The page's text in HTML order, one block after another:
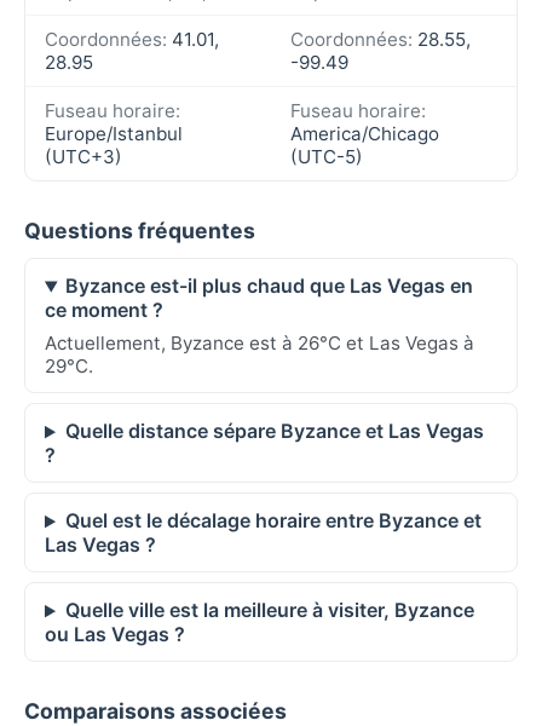
Coordonnées: 41.01,
28.95
Coordonnées: 28.55,
-99.49
Fuseau horaire:
Europe/Istanbul
(UTC+3)
Fuseau horaire:
America/Chicago
(UTC-5)
Questions fréquentes
Byzance est-il plus chaud que Las Vegas en
ce moment ?
Actuellement, Byzance est à 26°C et Las Vegas à
29°C.
Quelle distance sépare Byzance et Las Vegas
?
Quel est le décalage horaire entre Byzance et
Las Vegas ?
Quelle ville est la meilleure à visiter, Byzance
ou Las Vegas ?
Comparaisons associées